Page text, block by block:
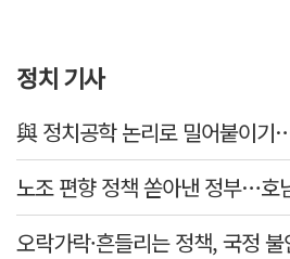
정치 기사